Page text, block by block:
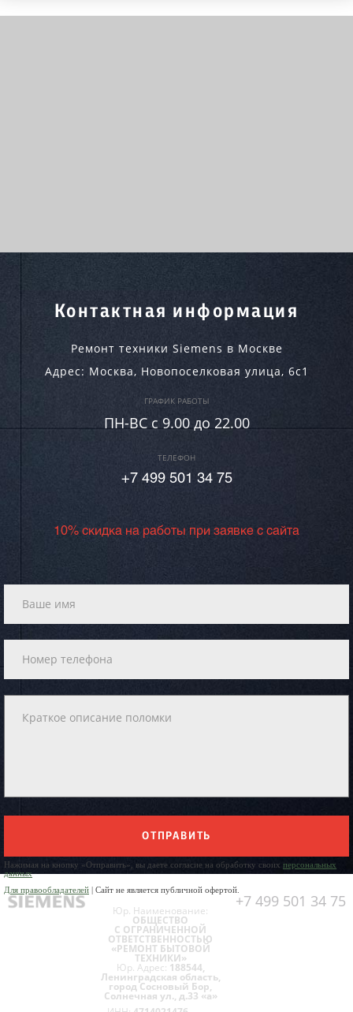
Контактная информация
Ремонт техники Siemens в Москве
Адрес: Москва, Новопоселковая улица, 6с1
ГРАФИК РАБОТЫ
ПН-ВC c 9.00 до 22.00
ТЕЛЕФОН
+7 499 501 34 75
10% скидка на работы при заявке с сайта
ОТПРАВИТЬ
Нажимая на кнопку «Отправить», вы даете согласие на обработку своих персональных
данных
Для правообладателей | Сайт не является публичной офертой.
+7 499 501 34 75
Юр. Наименование:
ОБЩЕСТВО
С ОГРАНИЧЕННОЙ
ОТВЕТСТВЕННОСТЬЮ
«РЕМОНТ БЫТОВОЙ
ТЕХНИКИ»
Юр. Адрес: 188544,
Ленинградская область,
город Сосновый Бор,
Солнечная ул., д.33 «а»